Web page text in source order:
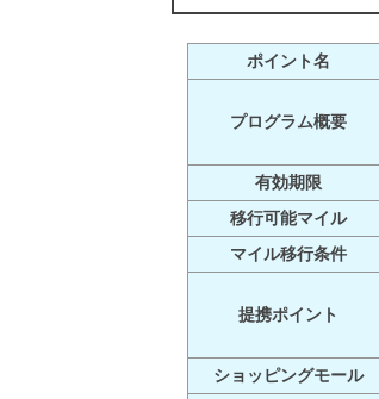
ポイント名
プログラム概要
有効期限
移行可能マイル
マイル移行条件
提携ポイント
ショッピングモール